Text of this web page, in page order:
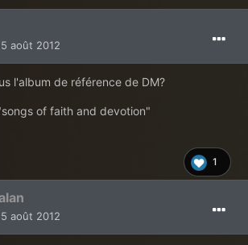
août 2012
l'album de référence de DM?
of faith and devotion"
1
août 2012